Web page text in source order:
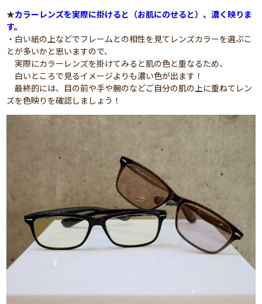
★カラーレンズを実際に掛けると（お肌にのせると）、濃く映りま
す。
・白い紙の上などでフレームとの相性を見てレンズカラーを選ぶこ
とが多いかと思いますので、
実際にカラーレンズを掛けてみると肌の色と重なるため、
白いところで見るイメージよりも濃い色が出ます！
最終的には、目の前や手や腕のなどご自分の肌の上に重ねてレン
ズを色映りを確認しましょう！